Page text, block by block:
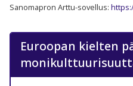
Sanomapron Arttu-sovellus:
Euroopan kielten